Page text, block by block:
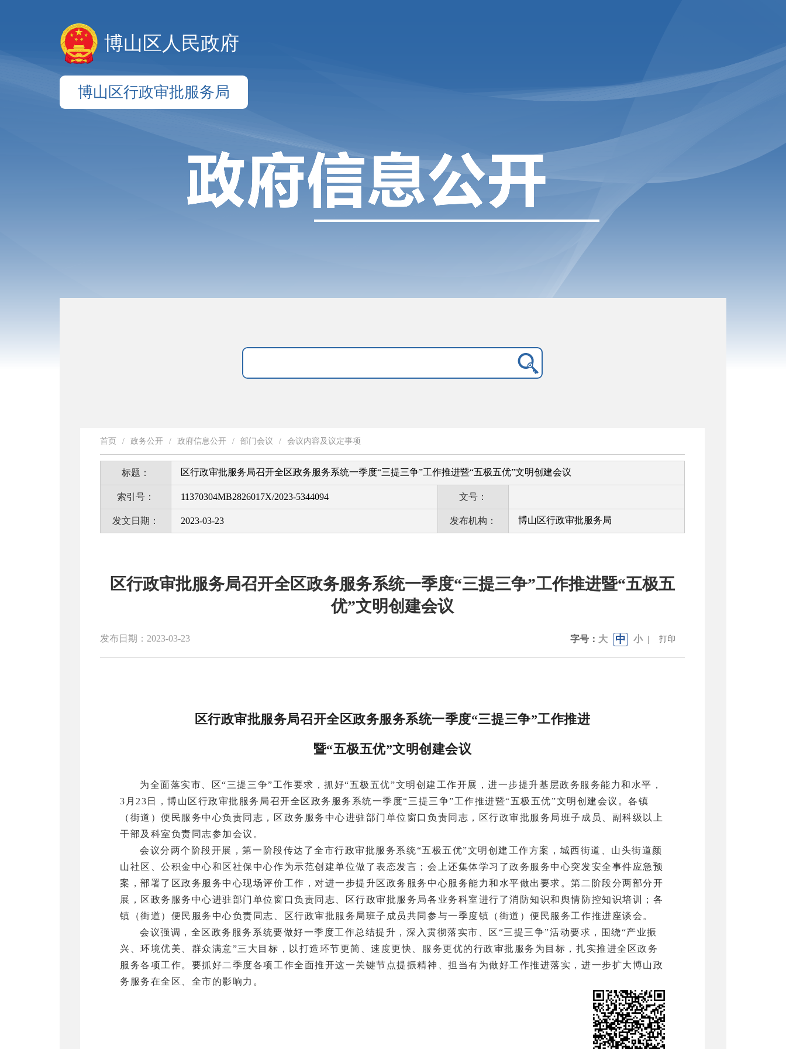
博山区人民政府
博山区行政审批服务局
首页 / 政务公开 / 政府信息公开 / 部门会议 / 会议内容及议定事项
标题： 区行政审批服务局召开全区政务服务系统一季度“三提三争”工作推进暨“五极五优”文明创建会议
索引号： 11370304MB2826017X/2023-5344094 文号：
发文日期： 2023-03-23 发布机构： 博山区行政审批服务局
区行政审批服务局召开全区政务服务系统一季度“三提三争”工作推进暨“五极五
优”文明创建会议
发布日期：2023-03-23 字号： 大 中 小 | 打印
区行政审批服务局召开全区政务服务系统一季度“三提三争”工作推进
暨“五极五优”文明创建会议
为全面落实市、区“三提三争”工作要求，抓好“五极五优”文明创建工作开展，进一步提升基层政务服务能力和水平，
3月23日，博山区行政审批服务局召开全区政务服务系统一季度“三提三争”工作推进暨“五极五优”文明创建会议。各镇
（街道）便民服务中心负责同志，区政务服务中心进驻部门单位窗口负责同志，区行政审批服务局班子成员、副科级以上
干部及科室负责同志参加会议。
‍会议分两个阶段开展，第一阶段传达了全市行政审批服务系统“五极五优”文明创建工作方案，城西街道、山头街道颜
山社区、公积金中心和区社保中心作为示范创建单位做了表态发言；会上还集体学习了政务服务中心突发安全事件应急预
案，部署了区政务服务中心现场评价工作，对进一步提升区政务服务中心服务能力和水平做出要求。第二阶段分两部分开
展，区政务服务中心进驻部门单位窗口负责同志、区行政审批服务局各业务科室进行了消防知识和舆情防控知识培训；各
镇（街道）便民服务中心负责同志、区行政审批服务局班子成员共同参与一季度镇（街道）便民服务工作推进座谈会。
会议强调，全区政务服务系统要做好一季度工作总结提升，深入贯彻落实市、区“三提三争”活动要求，围绕“产业振
兴、环境优美、群众满意”三大目标，以打造环节更简、速度更快、服务更优的行政审批服务为目标，扎实推进全区政务
服务各项工作。要抓好二季度各项工作全面推开这一关键节点提振精神、担当有为做好工作推进落实，进一步扩大博山政
务服务在全区、全市的影响力。